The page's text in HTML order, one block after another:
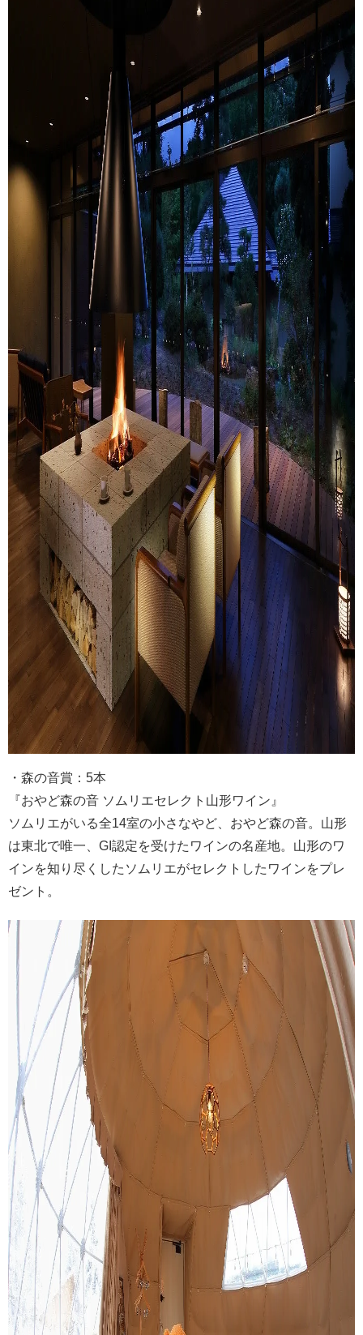
・森の音賞：5本
『おやど森の音 ソムリエセレクト山形ワイン』
ソムリエがいる全14室の小さなやど、おやど森の音。山形
は東北で唯一、GI認定を受けたワインの名産地。山形のワ
インを知り尽くしたソムリエがセレクトしたワインをプレ
ゼント。